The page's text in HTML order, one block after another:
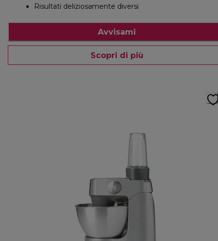
Risultati deliziosamente diversi
Avvisami
Scopri di più